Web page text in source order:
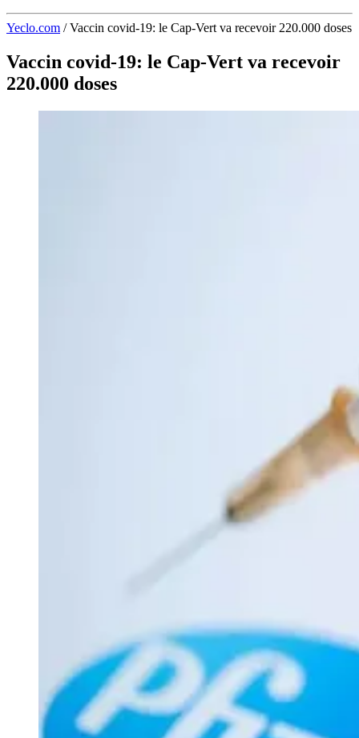
Yeclo.com / Vaccin covid-19: le Cap-Vert va recevoir 220.000 doses
Vaccin covid-19: le Cap-Vert va recevoir
220.000 doses